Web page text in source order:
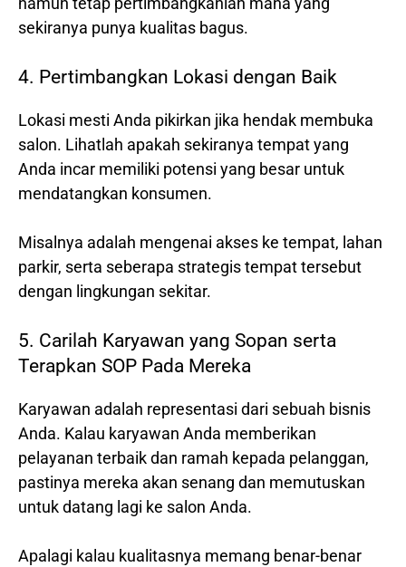
sekiranya punya kualitas bagus.
4. Pertimbangkan Lokasi dengan Baik
Lokasi mesti Anda pikirkan jika hendak membuka
salon. Lihatlah apakah sekiranya tempat yang
Anda incar memiliki potensi yang besar untuk
mendatangkan konsumen.
Misalnya adalah mengenai akses ke tempat, lahan
parkir, serta seberapa strategis tempat tersebut
dengan lingkungan sekitar.
5. Carilah Karyawan yang Sopan serta
Terapkan SOP Pada Mereka
Karyawan adalah representasi dari sebuah bisnis
Anda. Kalau karyawan Anda memberikan
pelayanan terbaik dan ramah kepada pelanggan,
pastinya mereka akan senang dan memutuskan
untuk datang lagi ke salon Anda.
Apalagi kalau kualitasnya memang benar-benar